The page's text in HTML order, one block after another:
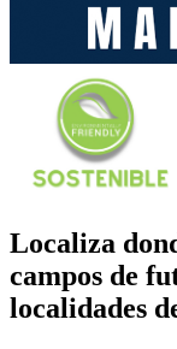
Localiza
campos de
localidades